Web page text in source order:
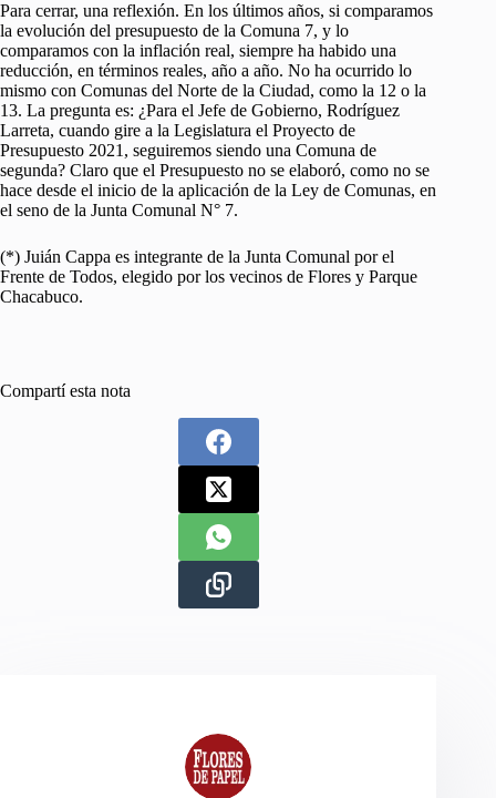
Para cerrar, una reflexión. En los últimos años, si comparamos
la evolución del presupuesto de la Comuna 7, y lo
comparamos con la inflación real, siempre ha habido una
reducción, en términos reales, año a año. No ha ocurrido lo
mismo con Comunas del Norte de la Ciudad, como la 12 o la
13. La pregunta es: ¿Para el Jefe de Gobierno, Rodríguez
Larreta, cuando gire a la Legislatura el Proyecto de
Presupuesto 2021, seguiremos siendo una Comuna de
segunda? Claro que el Presupuesto no se elaboró, como no se
hace desde el inicio de la aplicación de la Ley de Comunas, en
el seno de la Junta Comunal N° 7.
(*) Juián Cappa es integrante de la Junta Comunal por el
Frente de Todos, elegido por los vecinos de Flores y Parque
Chacabuco.
Compartí esta nota